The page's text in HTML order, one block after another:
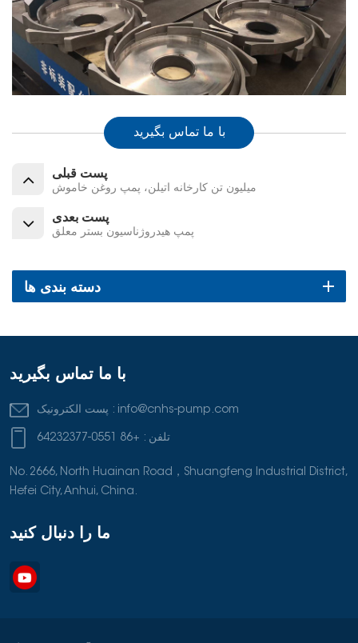
با ما تماس بگیرید
پست قبلی
میلیون تن کارخانه اتیلن، پمپ روغن خاموش
پست بعدی
پمپ هیدروژناسیون بستر معلق
دسته بندی ها
با ما تماس بگیرید
پست الکترونیک : info@cnhs-pump.com
تلفن : +86 0551-64232377
No. 2666, North Huainan Road，Shuangfeng Industrial District,
Hefei City, Anhui, China.
ما را دنبال کنید